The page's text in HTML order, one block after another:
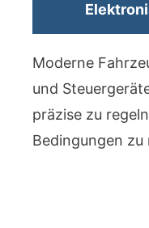
Moderne
und
präzise zu
Bedingungen zu